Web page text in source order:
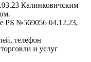
Калинковичским
РБ №569056 04.12.23,
телефон
и услуг